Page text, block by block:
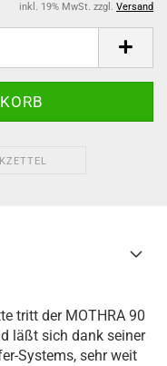
inkl. 19% MwSt. zzgl. Versand
tritt der MOTHRA 90
läßt sich dank seiner
Systems, sehr weit